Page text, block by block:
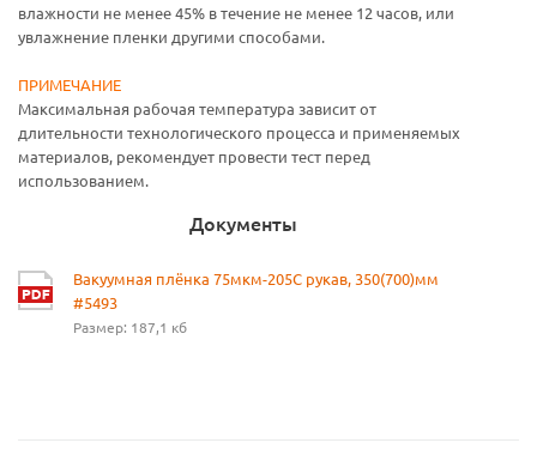
влажности не менее 45% в течение не менее 12 часов, или
увлажнение пленки другими способами.
ПРИМЕЧАНИЕ
Максимальная рабочая температура зависит от
длительности технологического процесса и применяемых
материалов, рекомендует провести тест перед
использованием.
Документы
Вакуумная плёнка 75мкм-205С рукав, 350(700)мм
#5493
Размер: 187,1 кб